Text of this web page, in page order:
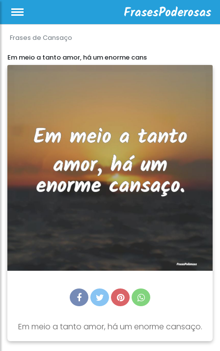
Frases de Cansaço
Em meio a tanto amor, há um enorme cans
Em meio a tanto amor, há um enorme cansaço.